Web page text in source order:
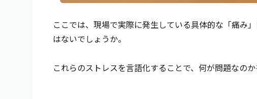
ここでは、現場で実際に発生している具体的な「痛み
はないでしょうか。
これらのストレスを言語化することで、何が問題なのか